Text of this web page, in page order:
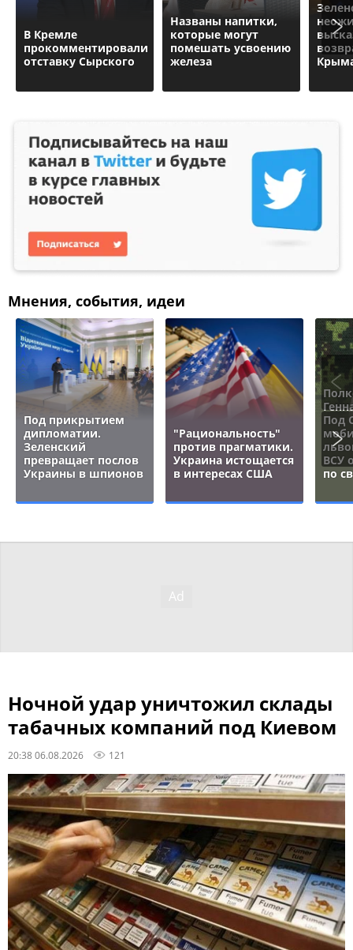
В Кремле
прокомментировали
отставку Сырского
Названы напитки,
которые могут
помешать усвоению
железа
Мнения, события, идеи
Под прикрытием
дипломатии.
Зеленский
превращает послов
Украины в шпионов
"Рациональность"
против прагматики.
Украина истощается
в интересах США
Под
ВСУ
по
Ночной удар уничтожил склады
табачных компаний под Киевом
20:38 06.08.2026 121